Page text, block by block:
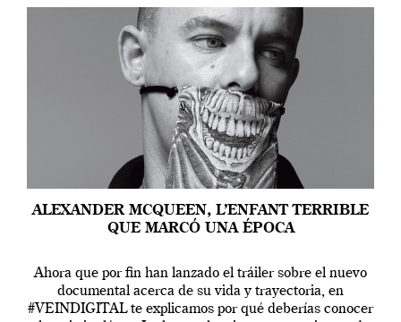
ALEXANDER MCQUEEN, L’ENFANT TERRIBLE
QUE MARCÓ UNA ÉPOCA
Ahora que por fin han lanzado el tráiler sobre el nuevo
documental acerca de su vida y trayectoria, en
#VEINDIGITAL te explicamos por qué deberías conocer